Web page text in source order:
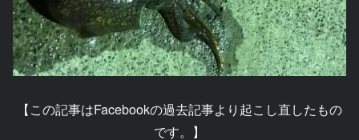
【この記事はFacebookの過去記事より起こし直したもの
です。】